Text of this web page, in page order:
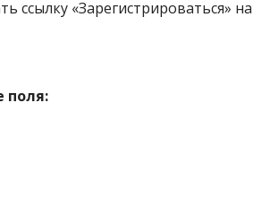
ссылку «Зарегистрироваться» на
поля: